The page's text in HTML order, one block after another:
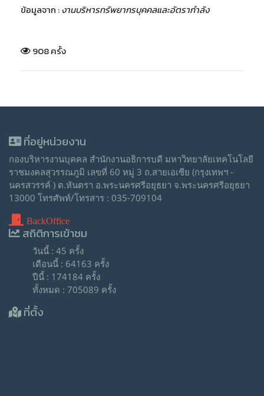
ข้อมูลจาก :งานบริหารทรัพยากรบุคคลและอัตรากำลัง
908 ครั้ง
ที่อยู่หน่วยงาน
กองบริหารงานบุคคล สำนักงานอธิการบดี มหาวิทยาลัยเทคโนโลยี
ราชมงคลสุวรรณภูมิ เลขที่ 60 หมู่ 3 ถ.สายเอเซีย (กรุงเทพฯ -
นครสวรรค์ ) ต.หันตรา อ.พระนครศรีอยุธยา จ.พระนครศรีอยุธยา
13000 โทรศัพท์/โทรสาร : 035-709104
BackOffice
สถิติการเข้าชม
วันนี้ : 45 ครั้ง
เดือนนี้ : 64163 ครั้ง
ปีนี้ : 174184 ครั้ง
ทั้งหมด : 705089 ครั้ง
ที่ตั้ง